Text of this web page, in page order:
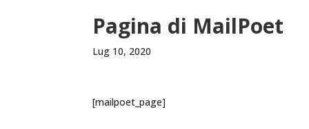
Pagina di MailPoet
Lug 10, 2020
[mailpoet_page]